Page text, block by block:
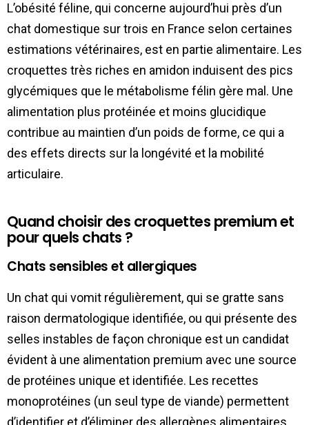
L’obésité féline, qui concerne aujourd’hui près d’un
chat domestique sur trois en France selon certaines
estimations vétérinaires, est en partie alimentaire. Les
croquettes très riches en amidon induisent des pics
glycémiques que le métabolisme félin gère mal. Une
alimentation plus protéinée et moins glucidique
contribue au maintien d’un poids de forme, ce qui a
des effets directs sur la longévité et la mobilité
articulaire.
Quand choisir des croquettes premium et
pour quels chats ?
Chats sensibles et allergiques
Un chat qui vomit régulièrement, qui se gratte sans
raison dermatologique identifiée, ou qui présente des
selles instables de façon chronique est un candidat
évident à une alimentation premium avec une source
de protéines unique et identifiée. Les recettes
monoprotéines (un seul type de viande) permettent
d’identifier et d’éliminer des allergènes alimentaires